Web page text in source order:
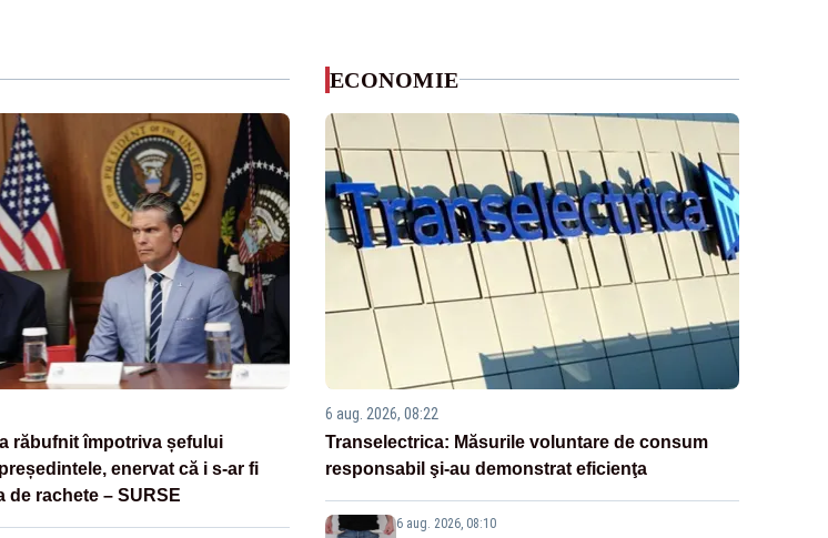
răbufnit împotriva șefului
enervat că i s-ar fi
de rachete – SURSE
ECONOMIE
6 aug. 2026, 08:22
Transelectrica: Măsurile voluntare de consum
responsabil şi-au demonstrat eficienţa
6 aug. 2026, 08:10